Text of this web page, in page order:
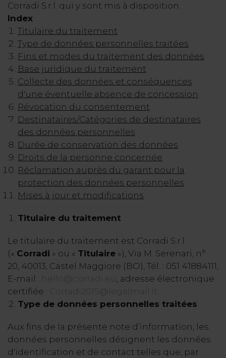
Corradi S.r.l. qui y sont mis à disposition.
Index
Titulaire du traitement
Type de données personnelles traitées
Fins et modes du traitement des données
Base juridique du traitement
Collecte des données et conséquences
d'une éventuelle absence de concession
Révocation du consentement
Destinataires/Catégories de destinataires
des données personnelles
Durée de conservation des données
Droits de la personne concernée
Réclamation auprès du garant pour la
protection des données personnelles
Mises à jour et modifications
Titulaire du traitement
Le titulaire du traitement est Corradi S.r.l.
(« Corradi » ou « Titulaire »), Via M. Serenari, n°
20, 40013, Castel Maggiore (BO), Tél. : 051 41884111,
E-mail :
hello@corradi.eu, adresse électronique
certifiée :
Corradi2015@legalmail.it .
Type de données personnelles traitées
Aux fins de la présente note d’information, les
données personnelles désignent les données
d'identification et de contact telles que, par